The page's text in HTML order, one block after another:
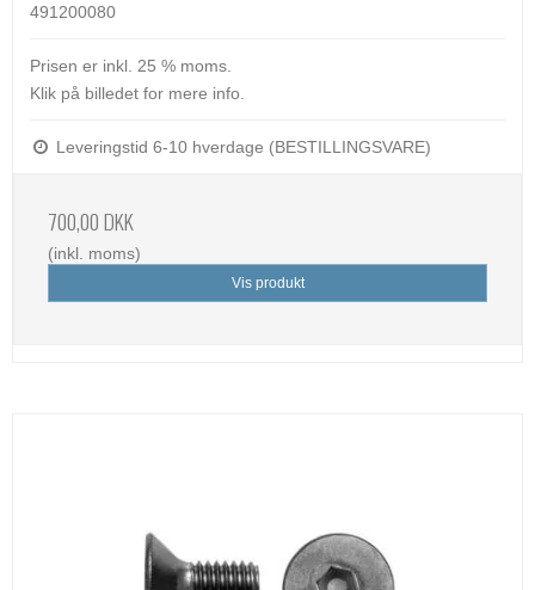
491200080
Prisen er inkl. 25 % moms.
Klik på billedet for mere info.
Leveringstid 6-10 hverdage (BESTILLINGSVARE)
700,00 DKK
(inkl. moms)
Vis produkt